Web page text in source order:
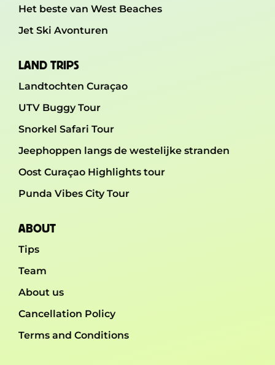
Het beste van West Beaches
Jet Ski Avonturen
LAND TRIPS
Landtochten Curaçao
UTV Buggy Tour
Snorkel Safari Tour
Jeephoppen langs de westelijke stranden
Oost Curaçao Highlights tour
Punda Vibes City Tour
ABOUT
Tips
Team
About us
Cancellation Policy
Terms and Conditions